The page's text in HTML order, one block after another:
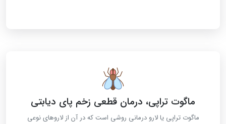
ماگوت تراپی، درمان قطعی زخم پای دیابتی
ماگوت تراپی یا لارو درمانی روشی است که در آن از لاروهای نوعی